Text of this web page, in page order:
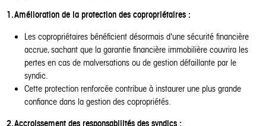
1. Amélioration de la protection des copropriétaires :
Les copropriétaires bénéficient désormais d'une sécurité financière
accrue, sachant que la garantie financière immobilière couvrira les
pertes en cas de malversations ou de gestion défaillante par le
syndic.
Cette protection renforcée contribue à instaurer une plus grande
confiance dans la gestion des copropriétés.
2. Accroissement des responsabilités des syndics :